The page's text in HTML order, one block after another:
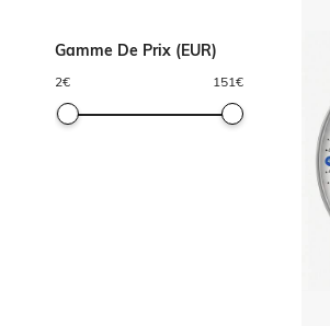
Gamme De Prix (EUR)
2€ 151€